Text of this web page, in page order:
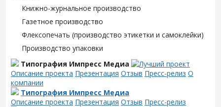
Книжно-журнальное производство
Газетное производство
Флексопечать (производство этикетки и самоклейки)
Производство упаковки
Типография Импресс Медиа
Описание проекта Презентация Отзыв Пресс-релиз О
компании
Типография Импресс Медиа
Описание проекта Презентация Отзыв Пресс-релиз